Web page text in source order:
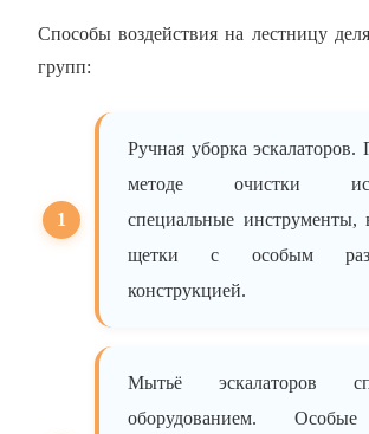
Способы воздействия на лестницу
групп:
Ручная уборка
методе очистки
специальные инструменты,
щетки с особым
конструкцией.
Мытьё эскалаторов
оборудованием.